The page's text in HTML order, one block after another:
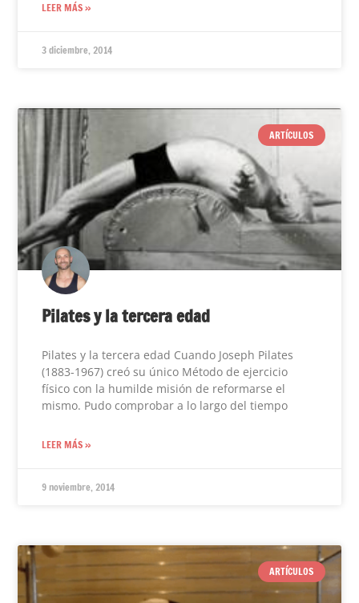
LEER MÁS »
3 diciembre, 2014
ARTÍCULOS
Pilates y la tercera edad
Pilates y la tercera edad Cuando Joseph Pilates
(1883-1967) creó su único Método de ejercicio
físico con la humilde misión de reformarse el
mismo. Pudo comprobar a lo largo del tiempo
LEER MÁS »
9 noviembre, 2014
ARTÍCULOS